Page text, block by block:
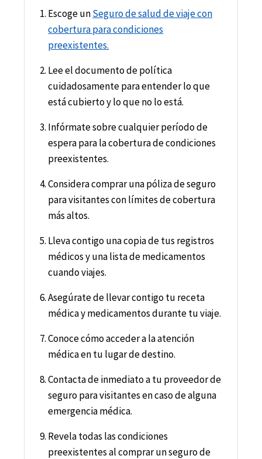
Escoge unSeguro de salud de viaje con
cobertura para condiciones
preexistentes.
Lee el documento de política
cuidadosamente para entender lo que
está cubierto y lo que no lo está.
Infórmate sobre cualquier período de
espera para la cobertura de condiciones
preexistentes.
Considera comprar una póliza de seguro
para visitantes con límites de cobertura
más altos.
Lleva contigo una copia de tus registros
médicos y una lista de medicamentos
cuando viajes.
Asegúrate de llevar contigo tu receta
médica y medicamentos durante tu viaje.
Conoce cómo acceder a la atención
médica en tu lugar de destino.
Contacta de inmediato a tu proveedor de
seguro para visitantes en caso de alguna
emergencia médica.
Revela todas las condiciones
preexistentes al comprar un seguro de